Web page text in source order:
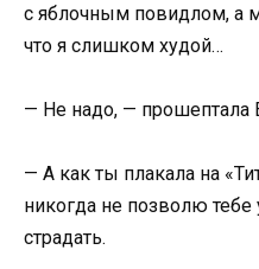
с яблочным повидлом, а
что я слишком худой…
— Не надо, — прошептала
— А как ты плакала на
никогда не позволю
страдать.